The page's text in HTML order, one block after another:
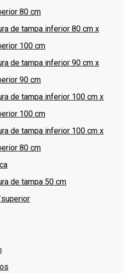
80 cm
de tampa inferior 80 cm x
100 cm
de tampa inferior 90 cm x
90 cm
de tampa inferior 100 cm x
100 cm
de tampa inferior 100 cm x
80 cm
de tampa 50 cm